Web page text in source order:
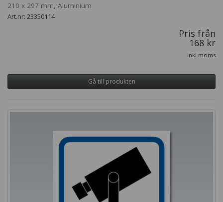
210 x 297 mm, Aluminium
Art.nr: 23350114
Pris från
168 kr
inkl moms
Gå till produkten